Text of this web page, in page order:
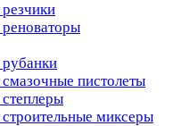
пистолеты
миксеры